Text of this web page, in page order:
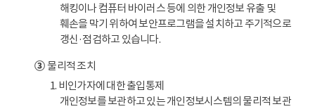
해킹이나 컴퓨터 바이러스 등에 의한 개인정보 유출 및
훼손을 막기 위하여 보안프로그램을 설치하고 주기적으로
갱신·점검하고 있습니다.
③물리적 조치
1. 비인가자에 대한 출입통제
개인정보를 보관하고 있는 개인정보시스템의 물리적 보관